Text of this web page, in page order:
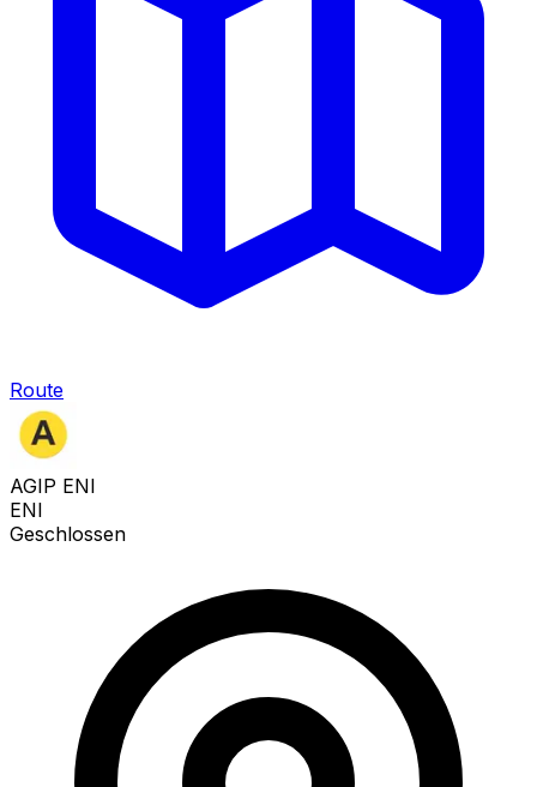
Route
AGIP ENI
ENI
Geschlossen